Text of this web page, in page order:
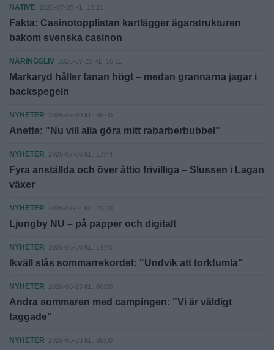
NATIVE 2026-07-25 KL. 15:21
Fakta: Casinotopplistan kartlägger ägarstrukturen
bakom svenska casinon
NÄRINGSLIV 2026-07-20 KL. 16:11
Markaryd håller fanan högt – medan grannarna jagar i
backspegeln
NYHETER 2026-07-10 KL. 06:00
Anette: "Nu vill alla göra mitt rabarberbubbel"
NYHETER 2026-07-06 KL. 17:44
Fyra anställda och över åttio frivilliga – Slussen i Lagan
växer
NYHETER 2026-07-01 KL. 20:40
Ljungby NU – på papper och digitalt
NYHETER 2026-06-30 KL. 14:46
Ikväll slås sommarrekordet: "Undvik att torktumla"
NYHETER 2026-06-25 KL. 06:00
Andra sommaren med campingen: "Vi är väldigt
taggade"
NYHETER 2026-06-23 KL. 06:00